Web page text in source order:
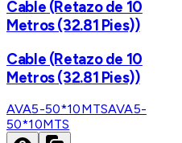
Cable (Retazo de 10
Metros (32.81 Pies))
Cable (Retazo de 10
Metros (32.81 Pies))
AVA5-50*10MTSAVA5-
50*10MTS